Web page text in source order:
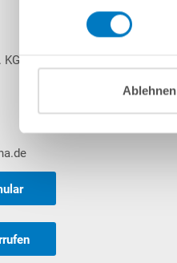
Ablehnen
KG
Mein Konto
Warenkorb